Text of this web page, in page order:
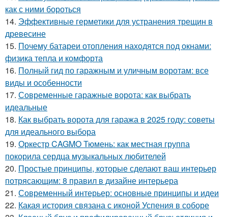
как с ними бороться
14. Эффективные герметики для устранения трещин в
древесине
15. Почему батареи отопления находятся под окнами:
физика тепла и комфорта
16. Полный гид по гаражным и уличным воротам: все
виды и особенности
17. Современные гаражные ворота: как выбрать
идеальные
18. Как выбрать ворота для гаража в 2025 году: советы
для идеального выбора
19. Оркестр CAGMO Тюмень: как местная группа
покорила сердца музыкальных любителей
20. Простые принципы, которые сделают ваш интерьер
потрясающим: 8 правил в дизайне интерьера
21. Современный интерьер: основные принципы и идеи
22. Какая история связана с иконой Успения в соборе